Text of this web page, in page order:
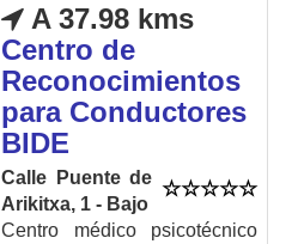
A 37.98 kms
Centro de
Reconocimientos
para Conductores
BIDE
Calle Puente de
Arikitxa, 1 - Bajo
Centro médico psicotécnico